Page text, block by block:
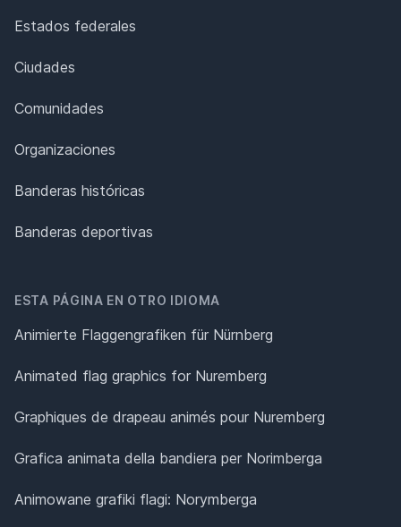
Estados federales
Ciudades
Comunidades
Organizaciones
Banderas históricas
Banderas deportivas
ESTA PÁGINA EN OTRO IDIOMA
Animierte Flaggengrafiken für Nürnberg
Animated flag graphics for Nuremberg
Graphiques de drapeau animés pour Nuremberg
Grafica animata della bandiera per Norimberga
Animowane grafiki flagi: Norymberga